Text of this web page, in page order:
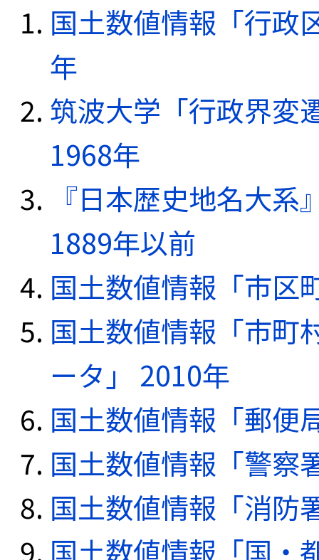
国土数値情報「行政
年
筑波大学「行政界変
1968年
『日本歴史地名大
1889年以前
国土数値情報「市区
国土数値情報「市町
ータ」 2010年
国土数値情報「郵便
国土数値情報「警察
国土数値情報「消防
国土数値情報「国・